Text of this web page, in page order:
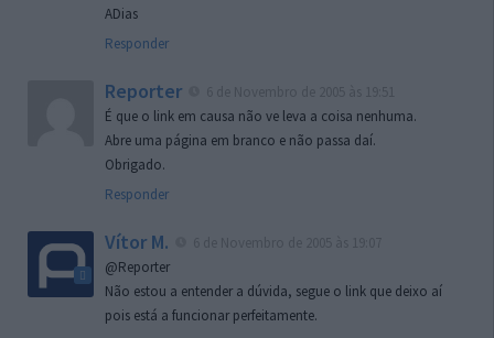
ADias
Responder
Reporter
É que o link em causa não ve leva a coisa nenhuma.
Abre uma página em branco e não passa daí.
Obrigado.
Responder
Vítor M.
@Reporter
Não estou a entender a dúvida, segue o link que deixo aí
pois está a funcionar perfeitamente.